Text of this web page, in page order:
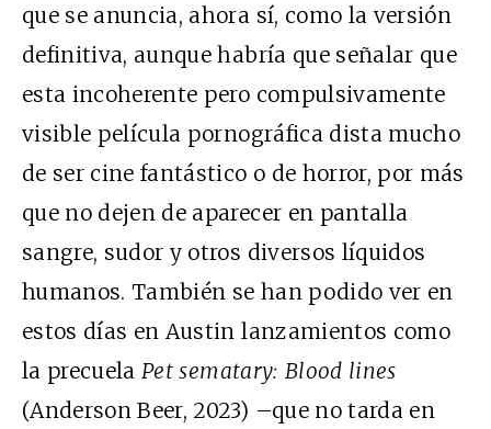
que se anuncia, ahora sí, como la versión
definitiva, aunque habría que señalar que
esta incoherente pero compulsivamente
visible película pornográfica dista mucho
de ser cine fantástico o de horror, por más
que no dejen de aparecer en pantalla
sangre, sudor y otros diversos líquidos
humanos. También se han podido ver en
estos días en Austin lanzamientos como
la precuelaPet sematary: Blood lines
(Anderson Beer, 2023) –que no tarda en